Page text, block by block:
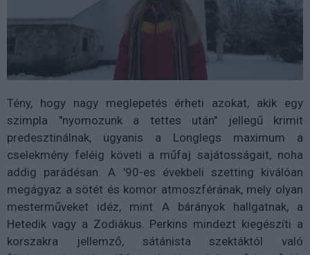
Tény, hogy nagy meglepetés érheti azokat, akik egy
szimpla "nyomozunk a tettes után" jellegű krimit
predesztinálnak, ugyanis a Longlegs maximum a
cselekmény feléig követi a műfaj sajátosságait, noha
addig parádésan. A '90-es évekbeli szetting kiválóan
megágyaz a sötét és komor atmoszférának, mely olyan
mesterműveket idéz, mint A bárányok hallgatnak, a
Hetedik vagy a Zodiákus. Perkins mindezt kiegészíti a
korszakra jellemző, sátánista szektáktól való